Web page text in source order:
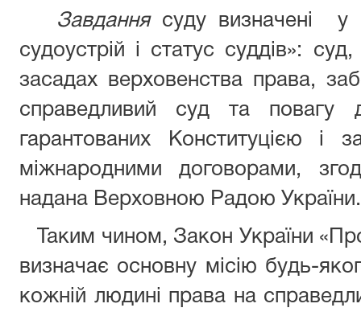
Завданнясуду визначені у
судоустрій і статус суддів»:
засадах верховенства права,
справедливий суд та
гарантованих Конституцією і
міжнародними договорами,
надана Верховною Радою України.
Таким чином, Закон України «Про
визначає основну місію будь-
кожній людині права на